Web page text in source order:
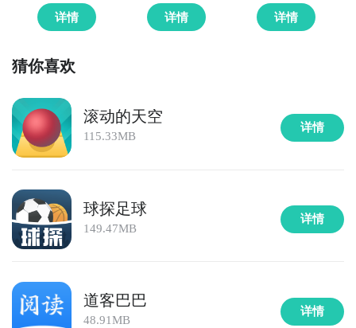
详情 详情 详情
猜你喜欢
滚动的天空
115.33MB
详情
球探足球
149.47MB
详情
道客巴巴
48.91MB
详情